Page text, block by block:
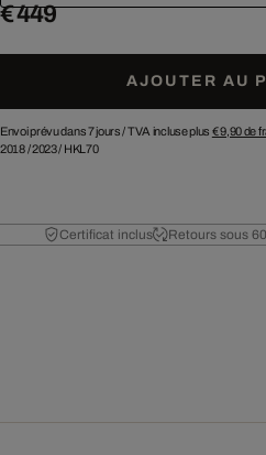
€ 449
AJOUTER AU
Envoi prévu dans 7 jours /TVA incluse plus € 9,90de
2018/2023/ HKL70
Certificat inclus Retours sous